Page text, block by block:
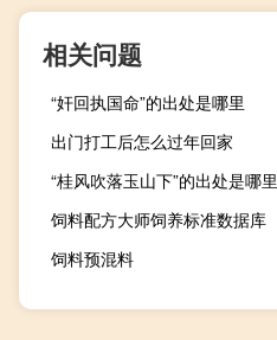
相关问题
“奸回执国命”的出处是哪里
出门打工后怎么过年回家
“桂风吹落玉山下”的出处是哪里
饲料配方大师饲养标准数据库
饲料预混料